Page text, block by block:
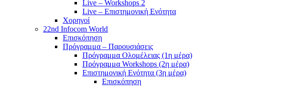
Live – Workshops 2
Live – Επιστημονική Ενότητα
Χορηγοί
22nd Infocom World
Επισκόπηση
Πρόγραμμα – Παρουσιάσεις
Πρόγραμμα Ολομέλειας (1η μέρα)
Πρόγραμμα Workshops (2η μέρα)
Επιστημονική Ενότητα (3η μέρα)
Επισκόπηση